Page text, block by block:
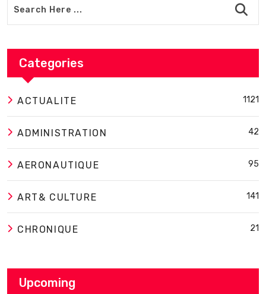
Categories
ACTUALITE 1121
ADMINISTRATION 42
AERONAUTIQUE 95
ART& CULTURE 141
CHRONIQUE 21
Upcoming